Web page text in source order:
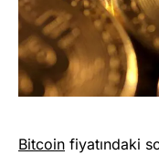
Bitcoin fiyatındaki